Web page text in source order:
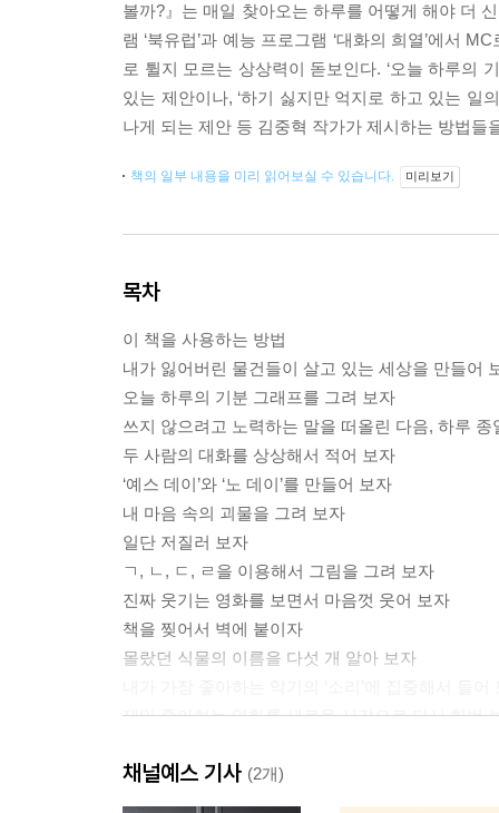
볼까?』는 매일 찾아오는 하루를 어떻게 해야 더
램 ‘북유럽’과 예능 프로그램 ‘대화의 희열’에서
로 튈지 모르는 상상력이 돋보인다. ‘오늘 하루의
있는 제안이나, ‘하기 싫지만 억지로 하고 있는 일
나게 되는 제안 등 김중혁 작가가 제시하는 방법
책의 일부 내용을 미리 읽어보실 수 있습니다. 미리보기
목차
이 책을 사용하는 방법
내가 잃어버린 물건들이 살고 있는 세상을 만들어
오늘 하루의 기분 그래프를 그려 보자
쓰지 않으려고 노력하는 말을 떠올린 다음, 하루
두 사람의 대화를 상상해서 적어 보자
‘예스 데이’와 ‘노 데이’를 만들어 보자
내 마음 속의 괴물을 그려 보자
일단 저질러 보자
ㄱ, ㄴ, ㄷ, ㄹ을 이용해서 그림을 그려 보자
진짜 웃기는 영화를 보면서 마음껏 웃어 보자
책을 찢어서 벽에 붙이자
몰랐던 식물의 이름을 다섯 개 알아 보자
제일 좋아하는 영화를 새로운 시각으로 다시 한번
일상의 소리들을 녹음해 보자
약도를 그려 보자
채널예스 기사 (2개)